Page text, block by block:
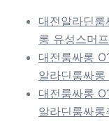
대전알라딘
롱 유성스머
대전룸싸롱
알라딘룸싸
대전룸싸롱
알라딘룸싸